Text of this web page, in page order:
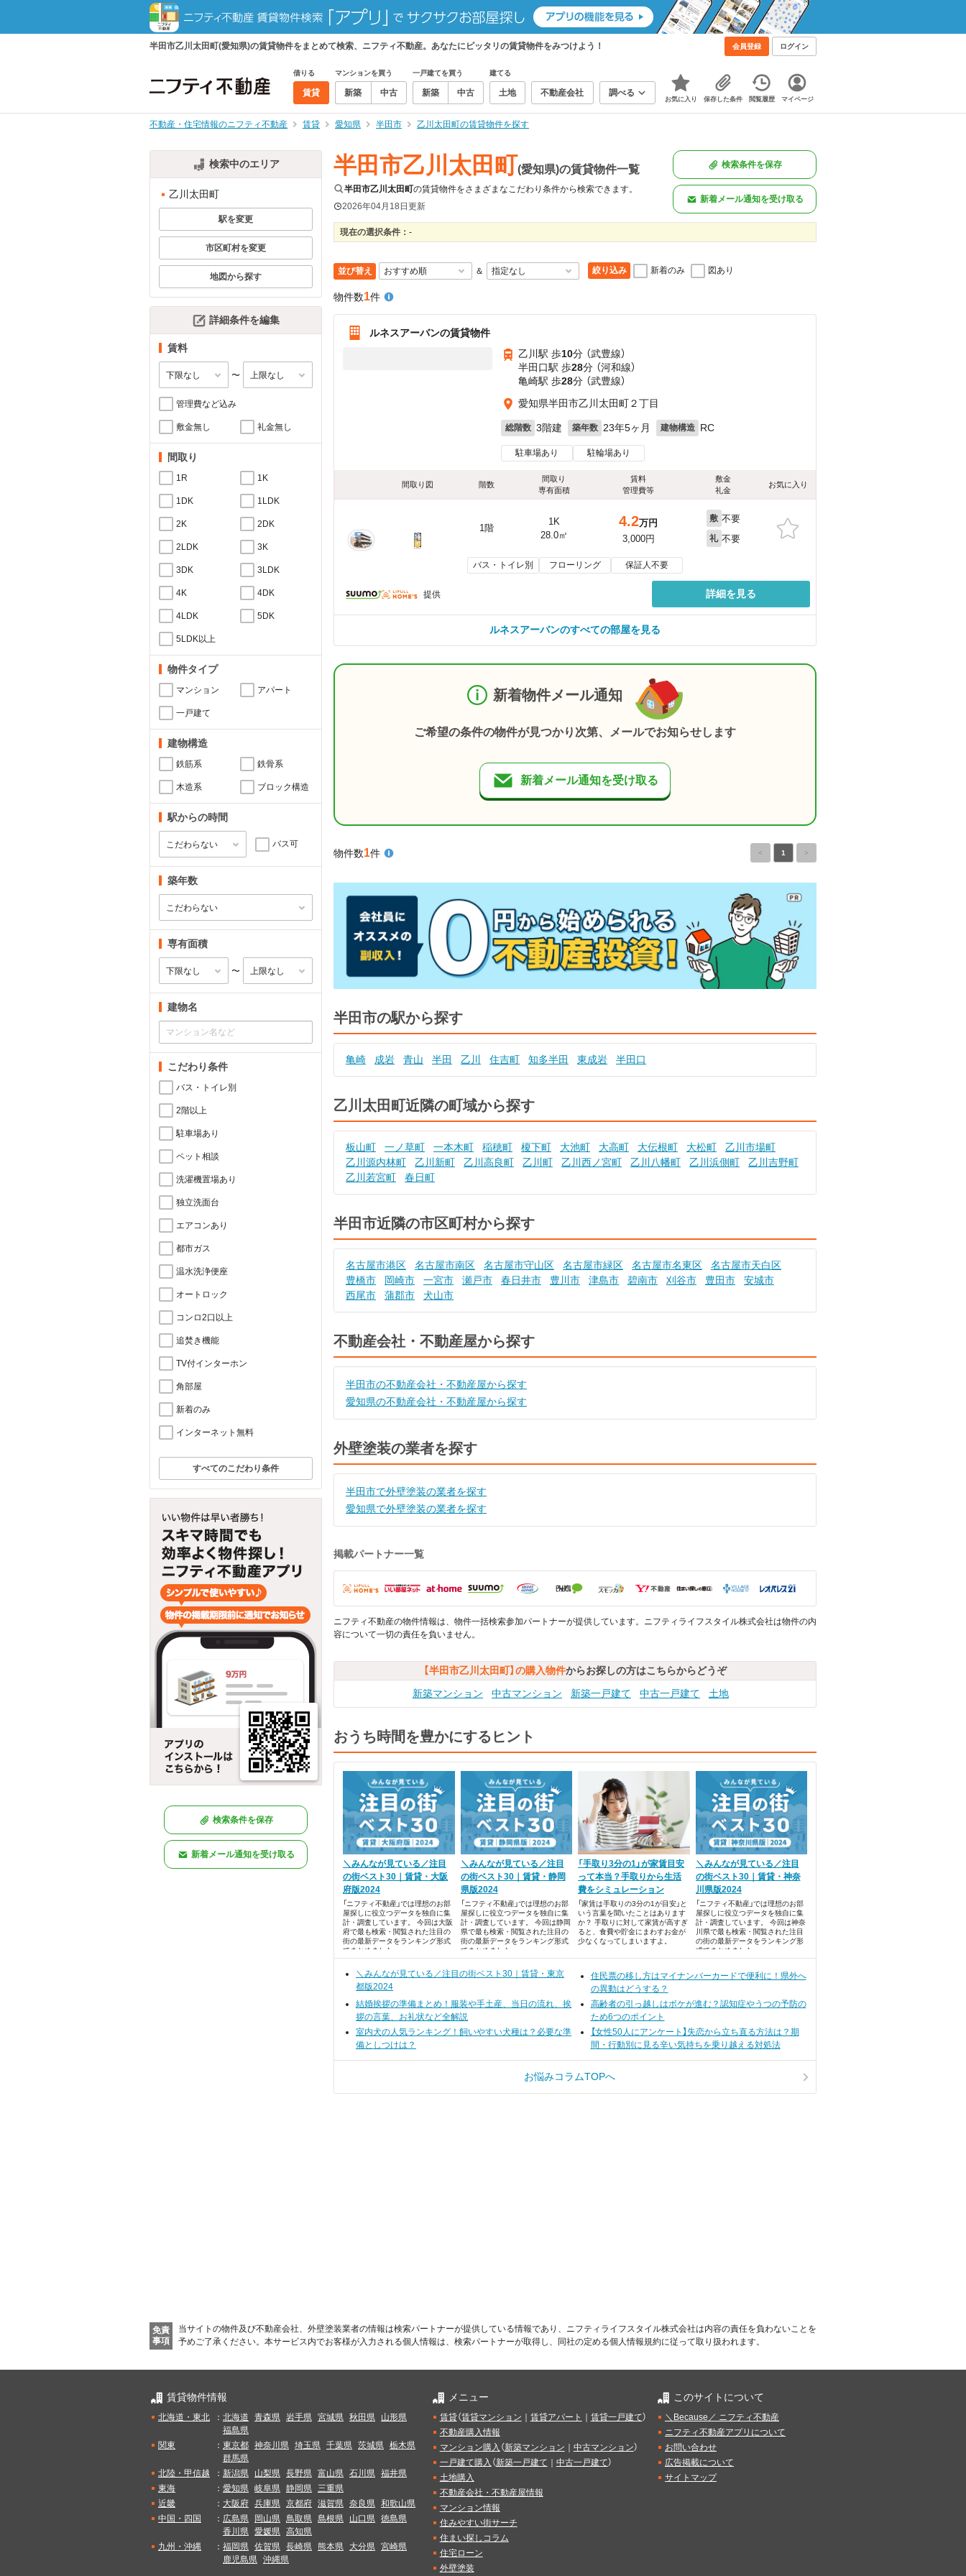
半田市乙川太田町(愛知県)の賃貸物件をまとめて検索、ニフティ不動産。あなたにピッタリの賃貸物件をみつけよう！ 会員登録 ログイン
借りる
賃貸
マンションを買う
新築 中古
一戸建てを買う
新築 中古
建てる
土地 不動産会社 調べる
お気に入り 保存した条件 閲覧履歴 マイページ
不動産・住宅情報のニフティ不動産 賃貸 愛知県 半田市 乙川太田町の賃貸物件を探す
検索中のエリア
乙川太田町
駅を変更
市区町村を変更
地図から探す
詳細条件を編集
賃料
〜
管理費など込み
敷金無し 礼金無し
間取り
1R 1K
1DK 1LDK
2K 2DK
2LDK 3K
3DK 3LDK
4K 4DK
4LDK 5DK
5LDK以上
物件タイプ
マンション アパート
一戸建て
建物構造
鉄筋系 鉄骨系
木造系 ブロック構造
駅からの時間
バス可
築年数
専有面積
〜
建物名
こだわり条件
バス・トイレ別
2階以上
駐車場あり
ペット相談
洗濯機置場あり
独立洗面台
エアコンあり
都市ガス
温水洗浄便座
オートロック
コンロ2口以上
追焚き機能
TV付インターホン
角部屋
新着のみ
インターネット無料
すべてのこだわり条件
検索条件を保存
新着メール通知を受け取る
半田市乙川太田町(愛知県)の賃貸物件一覧
半田市乙川太田町の賃貸物件をさまざまなこだわり条件から検索できます。
2026年04月18日更新
検索条件を保存
新着メール通知を受け取る
現在の選択条件： -
並び替え ＆ 絞り込み 新着のみ 図あり
物件数1件
ルネスアーバンの賃貸物件
乙川駅 歩10分 （武豊線）
半田口駅 歩28分 （河和線）
亀崎駅 歩28分 （武豊線）
愛知県半田市乙川太田町２丁目
総階数 3階建 築年数 23年5ヶ月 建物構造 RC
駐車場あり 駐輪場あり
間取り図 階数
間取り
専有面積
賃料
管理費等
敷金
礼金
お気に入り
1階
1K
28.0㎡
4.2万円
3,000円
敷 不要
礼 不要
バス・トイレ別 フローリング 保証人不要
提供 詳細を見る
ルネスアーバンのすべての部屋を見る
新着物件メール通知
ご希望の条件の物件が見つかり次第、メールでお知らせします
新着メール通知を受け取る
物件数1件 < 1 >
半田市の駅から探す
亀崎 成岩 青山 半田 乙川 住吉町 知多半田 東成岩 半田口
乙川太田町近隣の町域から探す
板山町 一ノ草町 一本木町 稲穂町 榎下町 大池町 大高町 大伝根町 大松町
乙川市場町
乙川源内林町
乙川新町 乙川高良町 乙川町 乙川西ノ宮町 乙川八幡町 乙川浜側町
乙川吉野町
乙川若宮町
春日町
半田市近隣の市区町村から探す
名古屋市港区 名古屋市南区 名古屋市守山区 名古屋市緑区 名古屋市名東区
名古屋市天白区
豊橋市
岡崎市 一宮市 瀬戸市 春日井市 豊川市 津島市 碧南市 刈谷市 豊田市
安城市
西尾市
蒲郡市 犬山市
不動産会社・不動産屋から探す
半田市の不動産会社・不動産屋から探す
愛知県の不動産会社・不動産屋から探す
外壁塗装の業者を探す
半田市で外壁塗装の業者を探す
愛知県で外壁塗装の業者を探す
掲載パートナー一覧
ニフティ不動産の物件情報は、物件一括検索参加パートナーが提供しています。ニフティライフスタイル株式会社は物件の内
容について一切の責任を負いません。
【半田市乙川太田町】の購入物件からお探しの方はこちらからどうぞ
新築マンション
中古マンション 新築一戸建て 中古一戸建て 土地
おうち時間を豊かにするヒント
＼みんなが見ている／注目
の街ベスト30｜賃貸・大阪
府版2024
「ニフティ不動産」では理想のお部
屋探しに役立つデータを独自に集
計・調査しています。 今回は大阪
府で最も検索・閲覧された注目の
街の最新データをランキング形式
でまとめました。
＼みんなが見ている／注目
の街ベスト30｜賃貸・静岡
県版2024
「ニフティ不動産」では理想のお部
屋探しに役立つデータを独自に集
計・調査しています。 今回は静岡
県で最も検索・閲覧された注目の
街の最新データをランキング形式
でまとめました。
「手取り3分の1」が家賃目安
って本当？手取りから生活
費をシミュレーション
「家賃は手取りの3分の1が目安」と
いう言葉を聞いたことはあります
か？ 手取りに対して家賃が高すぎ
ると、食費や貯金にまわすお金が
少なくなってしまいますよ。
＼みんなが見ている／注目
の街ベスト30｜賃貸・神奈
川県版2024
「ニフティ不動産」では理想のお部
屋探しに役立つデータを独自に集
計・調査しています。 今回は神奈
川県で最も検索・閲覧された注目
の街の最新データをランキング形
式でまとめました。
＼みんなが見ている／注目の街ベスト30｜賃貸・東京
都版2024
住民票の移し方はマイナンバーカードで便利に！県外へ
の異動はどうする？
結婚挨拶の準備まとめ！服装や手土産、当日の流れ、挨
拶の言葉、お礼状など全解説
高齢者の引っ越しはボケが進む？認知症やうつの予防の
ため6つのポイント
室内犬の人気ランキング！飼いやすい犬種は？必要な準
備としつけは？
【女性50人にアンケート】失恋から立ち直る方法は？期
間・行動別に見る辛い気持ちを乗り越える対処法
お悩みコラムTOPへ
免責
事項
当サイトの物件及び不動産会社、外壁塗装業者の情報は検索パートナーが提供している情報であり、ニフティライフスタイル株式会社は内容の責任を負わないことを
予めご了承ください。 本サービス内でお客様が入力される個人情報は、検索パートナーが取得し、同社の定める個人情報規約に従って取り扱われます。
賃貸物件情報
北海道・東北 ： 北海道 青森県 岩手県 宮城県 秋田県
山形県
福島県
関東
： 東京都 神奈川県 埼玉県 千葉県 茨城県 栃木県
群馬県
北陸・甲信越
： 新潟県 山梨県 長野県 富山県 石川県 福井県
東海
： 愛知県 岐阜県 静岡県 三重県
近畿
： 大阪府 兵庫県 京都府 滋賀県 奈良県 和歌山県
中国・四国
： 広島県 岡山県 鳥取県 島根県 山口県 徳島県
香川県 愛媛県 高知県
九州・沖縄
： 福岡県 佐賀県 長崎県 熊本県 大分県 宮崎県
鹿児島県 沖縄県
メニュー
賃貸（賃貸マンション 賃貸アパート 賃貸一戸建て）
不動産購入情報
マンション購入 （新築マンション 中古マンション）
一戸建て購入 （新築一戸建て 中古一戸建て）
土地購入
不動産会社・不動産屋情報
マンション情報
住みやすい街サーチ
住まい探しコラム
住宅ローン
外壁塗装
このサイトについて
＼Because／ ニフティ不動産
ニフティ不動産アプリについて
お問い合わせ
広告掲載について
サイトマップ